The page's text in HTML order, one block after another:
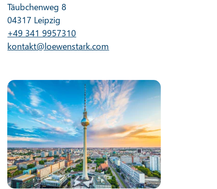
Täubchenweg 8
04317 Leipzig
+49 341 9957310
kontakt@loewenstark.com